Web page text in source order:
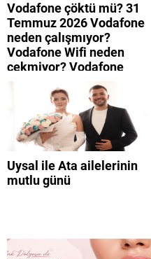
Vodafone çöktü mü? 31
Temmuz 2026 Vodafone
neden çalışmıyor?
Vodafone Wifi neden
çekmiyor? Vodafone
mobil uygulamaya neden
giremiyorum?
Uysal ile Ata ailelerinin
mutlu günü